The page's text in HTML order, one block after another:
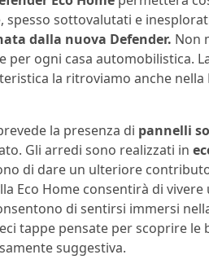
spesso sottovalutati e
dalla nuova Defender. Non
per ogni casa automobilistica.
la ritroviamo anche
la presenza di pannelli
Gli arredi sono realizzati in
di dare un ulteriore
Eco Home consentirà di
di sentirsi immersi
tappe pensate per scoprire le
suggestiva.